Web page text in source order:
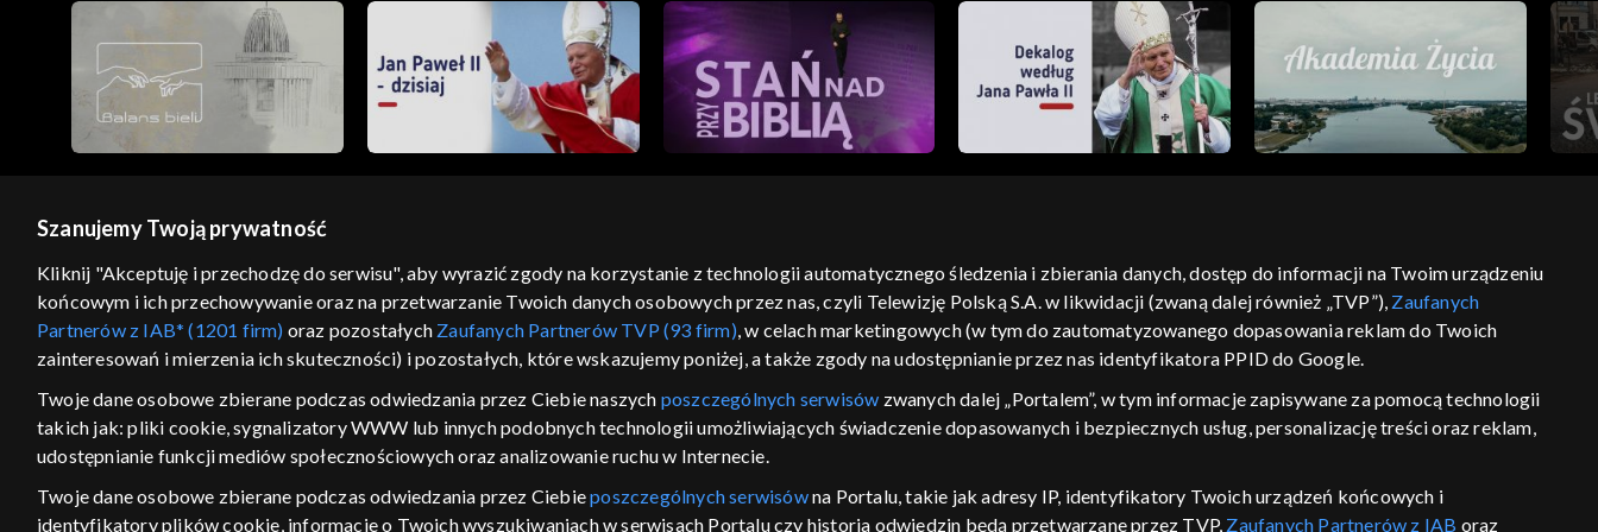
GEOLOKALIZACJA
ŁĄCZYSZ SIĘ SPOZA POLSKI
Kraj, z którego się łączysz, to Stany Zjednoczone ,
w związku z czym część tytułów na platformie TVP
materiały możesz obejrzeć.
regulamin serwisu cennik polityka prywatności moje zgody pomoc kontakt voucher dostępność informacje o dostawcy usług
Szanujemy Twoją prywatność
Kliknij "Akceptuję i przechodzę do serwisu", aby wyrazić zgody na korzystanie z technologii automatycznego śledzenia i zbierania danych, dostęp do informacji na Twoim urządzeniu
końcowym i ich przechowywanie oraz na przetwarzanie Twoich danych osobowych przez nas, czyli Telewizję Polską S.A. w likwidacji (zwaną dalej również „TVP”), Zaufanych
Partnerów z IAB* (1201 firm) oraz pozostałych Zaufanych Partnerów TVP (93 firm), w celach marketingowych (w tym do zautomatyzowanego dopasowania reklam do Twoich
zainteresowań i mierzenia ich skuteczności) i pozostałych, które wskazujemy poniżej, a także zgody na udostępnianie przez nas identyfikatora PPID do Google.
Twoje dane osobowe zbierane podczas odwiedzania przez Ciebie naszych poszczególnych serwisów zwanych dalej „Portalem”, w tym informacje zapisywane za pomocą technologii
takich jak: pliki cookie, sygnalizatory WWW lub innych podobnych technologii umożliwiających świadczenie dopasowanych i bezpiecznych usług, personalizację treści oraz reklam,
udostępnianie funkcji mediów społecznościowych oraz analizowanie ruchu w Internecie.
Twoje dane osobowe zbierane podczas odwiedzania przez Ciebieposzczególnych serwisówna Portalu, takie jak adresy IP, identyfikatory Twoich urządzeń końcowych i
identyfikatory plików cookie, informacje o Twoich wyszukiwaniach w serwisach Portalu czy historia odwiedzin będą przetwarzane przez TVP, Zaufanych Partnerów z IAB oraz